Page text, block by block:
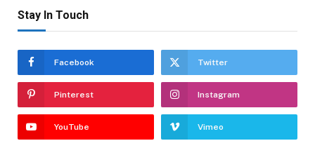
Stay In Touch
Facebook Twitter
Pinterest Instagram
YouTube Vimeo